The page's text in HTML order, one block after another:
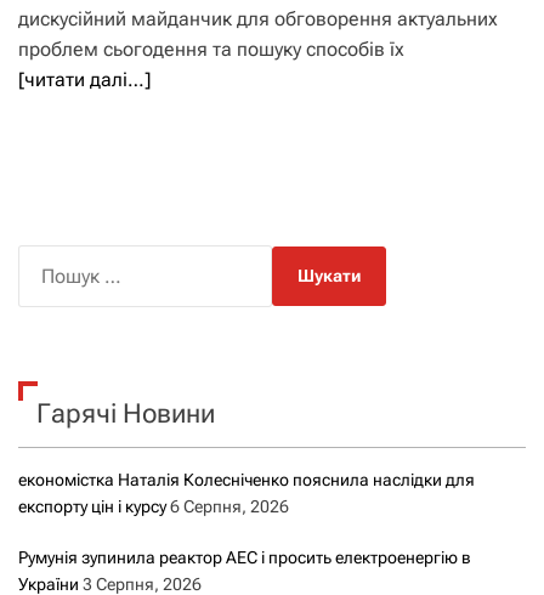
дискусійний майданчик для обговорення актуальних
проблем сьогодення та пошуку способів їх
[читати далі…]
к
Гарячі Новини
економістка Наталія Колесніченко пояснила наслідки для
експорту цін і курсу6 Серпня, 2026
Румунія зупинила реактор АЕС і просить електроенергію в
України 3 Серпня, 2026